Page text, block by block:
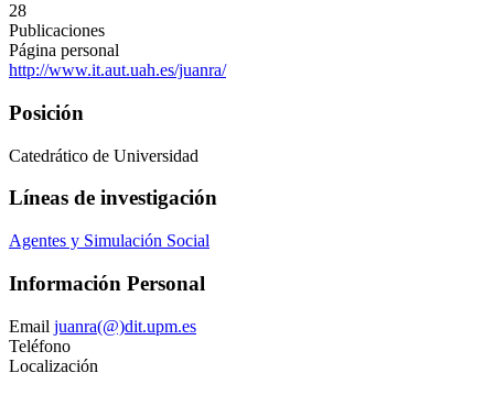
28
Publicaciones
Página personal
http://www.it.aut.uah.es/juanra/
Posición
Catedrático de Universidad
Líneas de investigación
Agentes y Simulación Social
Información Personal
Email juanra(@)dit.upm.es
Teléfono
Localización